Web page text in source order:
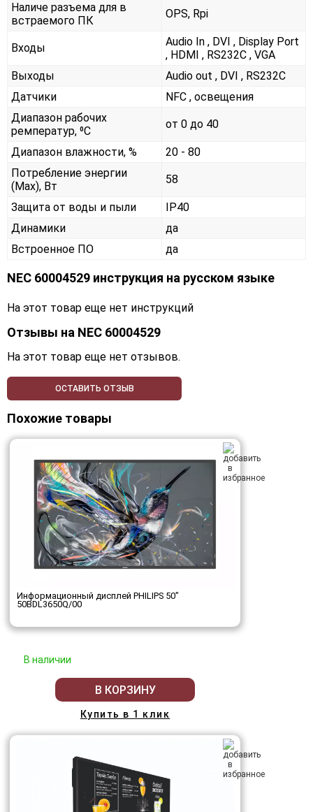
Наличе разъема для в
встраемого ПК
OPS, Rpi
Входы
Audio In , DVI , Display Port
, HDMI , RS232С , VGA
Выходы
Audio out , DVI , RS232С
Датчики
NFC , освещения
Диапазон рабочих
ремператур, ⁰С
от 0 до 40
Диапазон влажности, %
20 - 80
Потребление энергии
(Max), Вт
58
Защита от воды и пыли
IP40
Динамики
да
Встроенное ПО
да
NEC 60004529 инструкция на русском языке
На этот товар еще нет инструкций
Отзывы на NEC 60004529
На этот товар еще нет отзывов.
ОСТАВИТЬ ОТЗЫВ
Похожие товары
Информационный дисплей PHILIPS 50"
50BDL3650Q/00
В наличии
В КОРЗИНУ
Купить в 1 клик